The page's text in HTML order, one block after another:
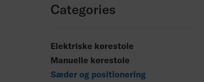
Categories
Elektriske kørestole
Manuelle kørestole
Sæder og positionering